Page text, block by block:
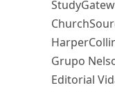
Grupo
Editorial